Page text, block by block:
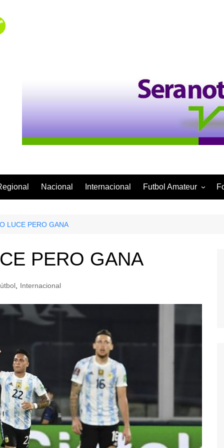
Nacional Internacional Futbol Amateur
LUCE PERO GANA
PERO GANA
, Internacional